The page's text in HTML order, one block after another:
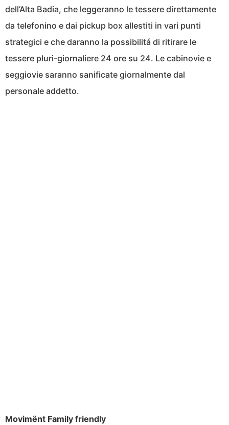
dell’Alta Badia, che leggeranno le tessere direttamente
da telefonino e dai pickup box allestiti in vari punti
strategici e che daranno la possibilitá di ritirare le
tessere pluri-giornaliere 24 ore su 24. Le cabinovie e
seggiovie saranno sanificate giornalmente dal
personale addetto.
Movimënt Family friendly